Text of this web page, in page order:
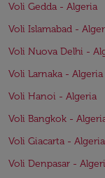
Voli Gedda - Algeria
Voli Islamabad -
Voli Nuova Delhi -
Voli Larnaka - Algeria
Voli Hanoi - Algeria
Voli Bangkok -
Voli Giacarta - Algeria
Voli Denpasar -